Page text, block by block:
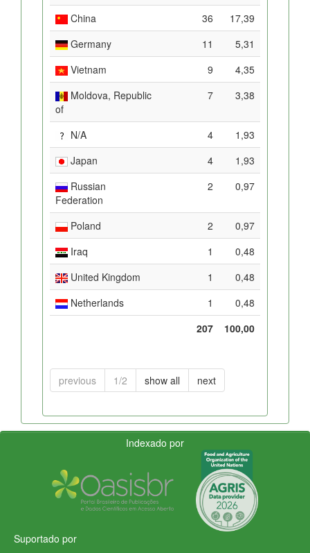
China
36
17,39
Germany
11
5,31
Vietnam
9
4,35
Moldova, Republic
of
7 3,38
N/A 4
1,93
Japan
4
1,93
Russian
Federation
2 0,97
Poland 2
0,97
Iraq
1
0,48
United Kingdom
1
0,48
Netherlands
1
0,48
207
100,00
previous 1/2 show all next
Indexado por
Suportado por